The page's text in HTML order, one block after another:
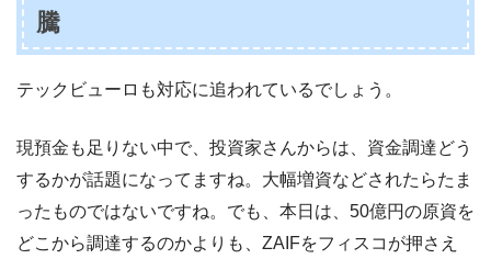
騰
テックビューロも対応に追われているでしょう。
現預金も足りない中で、投資家さんからは、資金調達どう
するかが話題になってますね。大幅増資などされたらたま
ったものではないですね。でも、本日は、50億円の原資を
どこから調達するのかよりも、ZAIFをフィスコが押さえ